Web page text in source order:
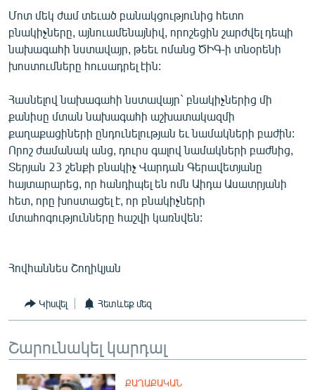
Մոտ մեկ ժամ տեւած բանակցությունից հետո
բնակիչները, այնուամենայնիվ, որոշեցին շարժվել դեպի
նախագահի նստավայր, թեեւ ոմանց ԾԻԳ-ի տնօրենի
խոստումները հուսադրել էին:
Հասնելով նախագահի նստավայր` բնակիչներից մի
քանիսը մտան նախագահի աշխատակազմի
քաղաքացիների ընդունելության եւ նամակների բաժին:
Որոշ ժամանակ անց, դուրս գալով նամակների բաժնից,
Տերյան 23 շենքի բնակիչ Վարդան Գերավետյանը
հայտարարեց, որ հանդիպել են ոմն Աիդա Ասատրյանի
հետ, որը խոստացել է, որ բնակիչների
մտահոգությունները հաշվի կառնվեն:
Հովհաննես Շողիկյան
Կիսվել Հետևեք մեզ
Շարունակել կարդալ
ՔԱՂԱՔԱԿԱՆ